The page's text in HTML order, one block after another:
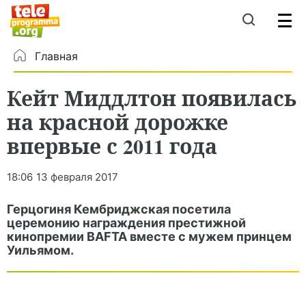
Главная
Кейт Миддлтон появилась
на красной дорожке
впервые с 2011 года
18:06 13 февраля 2017
Герцогиня Кембриджская посетила
церемонию награждения престижной
кинопремии BAFTA вместе с мужем принцем
Уильямом.